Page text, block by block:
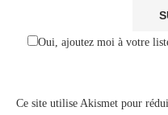
Oui, ajoutez moi à votre
Ce site utilise Akismet pour